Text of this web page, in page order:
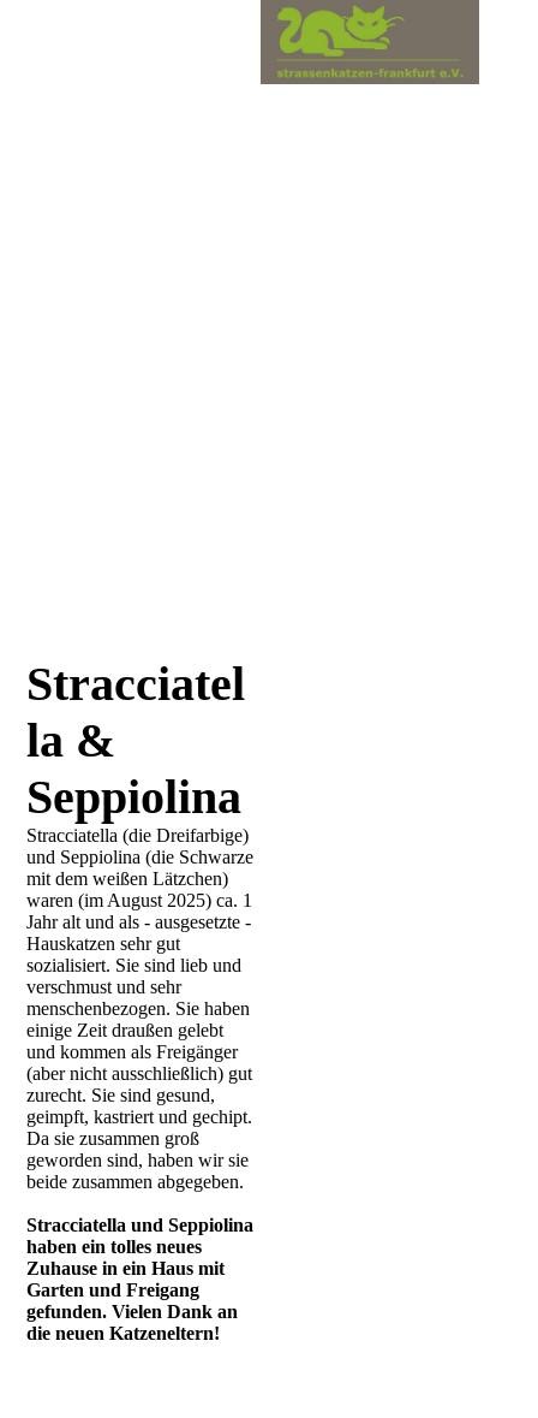
Stracciatel
la &
Seppiolina
Stracciatella (die Dreifarbige)
und Seppiolina (die Schwarze
mit dem weißen Lätzchen)
waren (im August 2025) ca. 1
Jahr alt und als - ausgesetzte -
Hauskatzen sehr gut
sozialisiert. Sie sind lieb und
verschmust und sehr
menschenbezogen. Sie haben
einige Zeit draußen gelebt
und kommen als Freigänger
(aber nicht ausschließlich) gut
zurecht. Sie sind gesund,
geimpft, kastriert und gechipt.
Da sie zusammen groß
geworden sind, haben wir sie
beide zusammen abgegeben.
Stracciatella und Seppiolina
haben ein tolles neues
Zuhause in ein Haus mit
Garten und Freigang
gefunden. Vielen Dank an
die neuen Katzeneltern!